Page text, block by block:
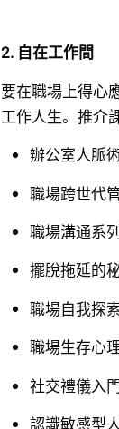
2. 自在工作間
要在職場上得心
工作人生。推介
辦公室人脈
職場跨世代
職場溝通系
擺脫拖延的
職場自我探
職場生存心
社交禮儀入
認識敏感型